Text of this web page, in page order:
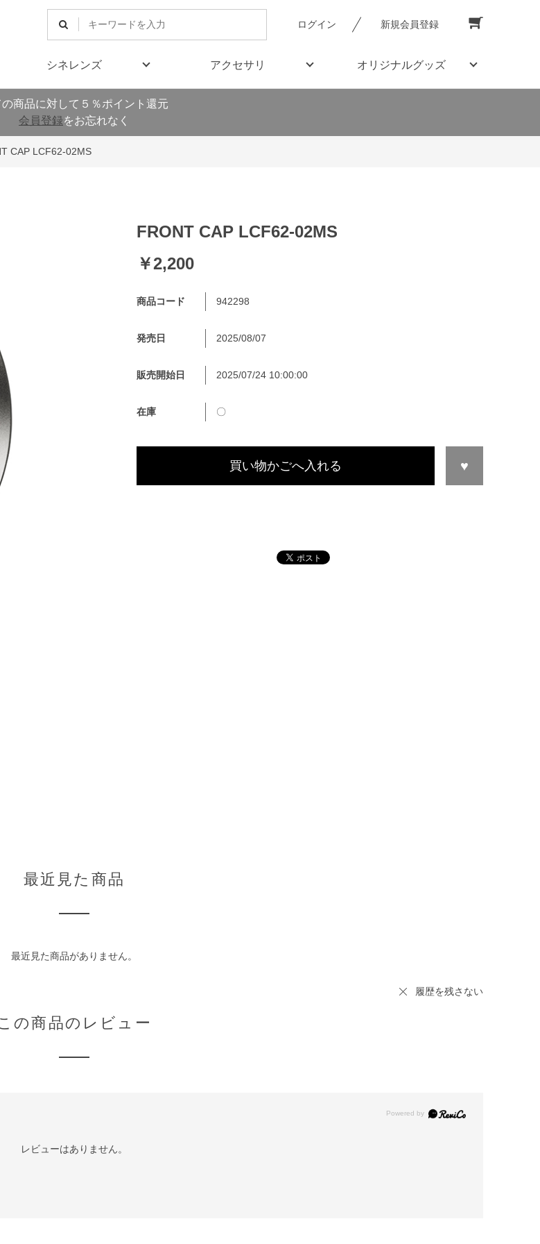
ログイン 新規会員登録
シネレンズ アクセサリ オリジナルグッズ
の商品に対して５％ポイント還元
会員登録をお忘れなく
CAP LCF62-02MS
FRONT CAP LCF62-02MS
￥2,200
商品コード 942298
発売日 2025/08/07
販売開始日 2025/07/24 10:00:00
在庫 〇
買い物かごへ入れる
最近見た商品
最近見た商品がありません。
履歴を残さない
の商品のレビュー
レビューはありません。